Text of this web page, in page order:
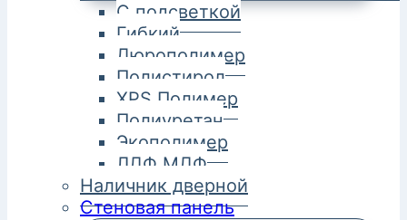
С подсветкой
Гибкий
Дюрополимер
Полистирол
XPS Полимер
Полиуретан
Экополимер
ЛДФ МДФ
Наличник дверной
Стеновая панель